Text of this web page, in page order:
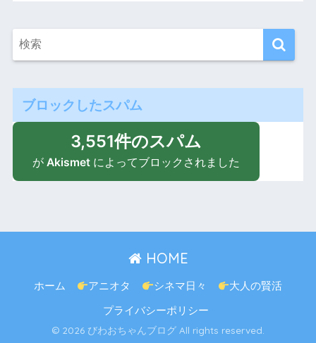
ブロックしたスパム
3,551件のスパム
が Akismetによってブロックされました
HOME
ホーム アニオタ シネマ日々 大人の賢活
プライバシーポリシー
© 2026 びわおちゃんブログ All rights reserved.